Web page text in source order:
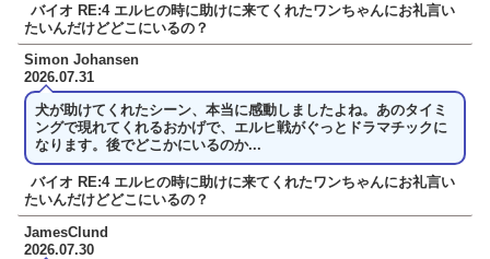
バイオ RE:4 エルヒの時に助けに来てくれたワンちゃんにお礼言い
たいんだけどどこにいるの？
Simon Johansen
2026.07.31
犬が助けてくれたシーン、本当に感動しましたよね。あのタイミ
ングで現れてくれるおかげで、エルヒ戦がぐっとドラマチックに
なります。後でどこかにいるのか...
バイオ RE:4 エルヒの時に助けに来てくれたワンちゃんにお礼言い
たいんだけどどこにいるの？
JamesClund
2026.07.30